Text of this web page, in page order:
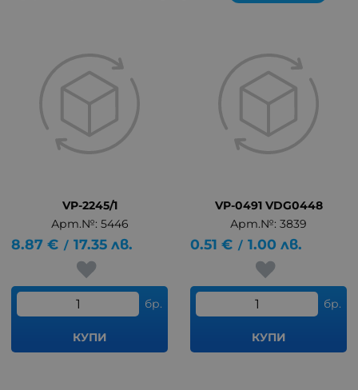
VP-2245/1
Арт.№: 5446
8.87 € / 17.35 лв.
бр.
КУПИ
VP-0491 VDG0448
Арт.№: 3839
0.51 € / 1.00 лв.
бр.
КУПИ